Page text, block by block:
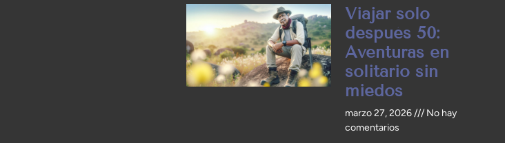
Viajar solo
después 50:
Aventuras en
solitario sin
miedos
marzo 27, 2026
No hay
comentarios